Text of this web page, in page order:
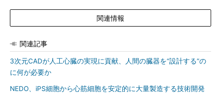
関連情報
関連記事
3次元CADが人工心臓の実現に貢献、人間の臓器を“設計する”の
に何が必要か
NEDO、iPS細胞から心筋細胞を安定的に大量製造する技術開発